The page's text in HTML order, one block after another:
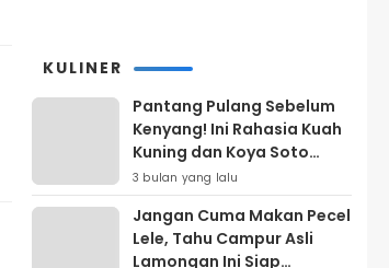
KULINER
Pantang Pulang Sebelum
Kenyang! Ini Rahasia Kuah
Kuning dan Koya Soto
Lamongan yang Bikin
Ketagihan Total
3 bulan yang lalu
Jangan Cuma Makan Pecel
Lele, Tahu Campur Asli
Lamongan Ini Siap